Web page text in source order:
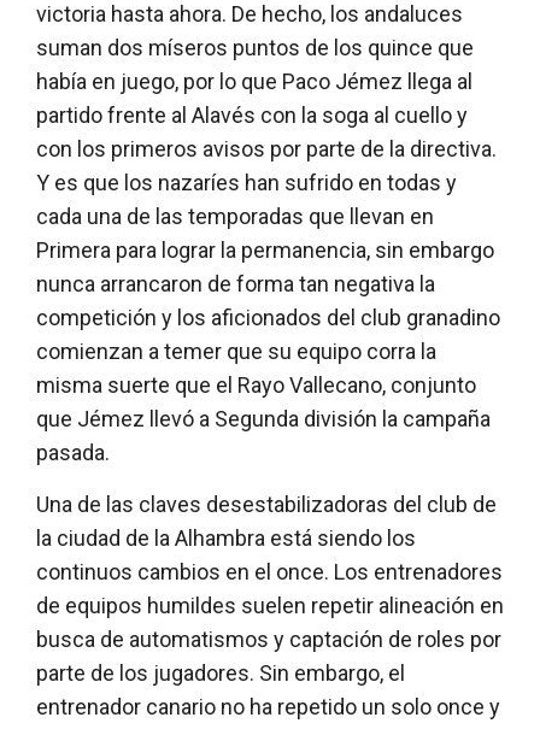
victoria hasta ahora. De hecho, los andaluces
suman dos míseros puntos de los quince que
había en juego, por lo que Paco Jémez llega al
partido frente al Alavés con la soga al cuello y
con los primeros avisos por parte de la directiva.
Y es que los nazaríes han sufrido en todas y
cada una de las temporadas que llevan en
Primera para lograr la permanencia, sin embargo
nunca arrancaron de forma tan negativa la
competición y los aficionados del club granadino
comienzan a temer que su equipo corra la
misma suerte que el Rayo Vallecano, conjunto
que Jémez llevó a Segunda división la campaña
pasada.
Una de las claves desestabilizadoras del club de
la ciudad de la Alhambra está siendo los
continuos cambios en el once. Los entrenadores
de equipos humildes suelen repetir alineación en
busca de automatismos y captación de roles por
parte de los jugadores. Sin embargo, el
entrenador canario no ha repetido un solo once y